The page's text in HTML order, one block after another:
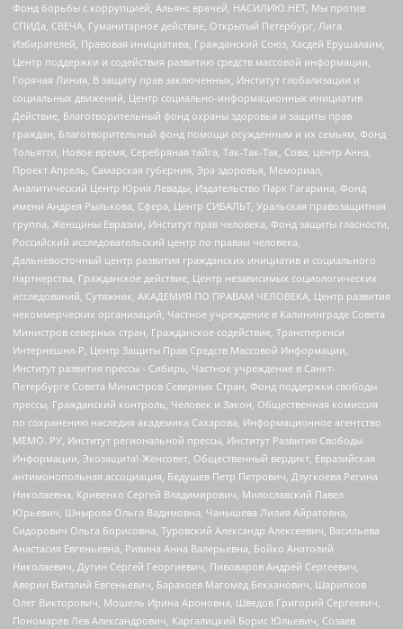
Фонд борьбы с коррупцией, Альянс врачей, НАСИЛИЮ.НЕТ, Мы против
СПИДа, СВЕЧА, Гуманитарное действие, Открытый Петербург, Лига
Избирателей, Правовая инициатива, Гражданский Союз, Хасдей Ерушалаим,
Центр поддержки и содействия развитию средств массовой информации,
Горячая Линия, В защиту прав заключенных, Институт глобализации и
социальных движений, Центр социально-информационных инициатив
Действие, Благотворительный фонд охраны здоровья и защиты прав
граждан, Благотворительный фонд помощи осужденным и их семьям, Фонд
Тольятти, Новое время, Серебряная тайга, Так-Так-Так, Сова, центр Анна,
Проект Апрель, Самарская губерния, Эра здоровья, Мемориал,
Аналитический Центр Юрия Левады, Издательство Парк Гагарина, Фонд
имени Андрея Рылькова, Сфера, Центр СИБАЛЬТ, Уральская правозащитная
группа, Женщины Евразии, Институт прав человека, Фонд защиты гласности,
Российский исследовательский центр по правам человека,
Дальневосточный центр развития гражданских инициатив и социального
партнерства, Гражданское действие, Центр независимых социологических
исследований, Сутяжник, АКАДЕМИЯ ПО ПРАВАМ ЧЕЛОВЕКА, Центр развития
некоммерческих организаций, Частное учреждение в Калининграде Совета
Министров северных стран, Гражданское содействие, Трансперенси
Интернешнл-Р, Центр Защиты Прав Средств Массовой Информации,
Институт развития прессы - Сибирь, Частное учреждение в Санкт-
Петербурге Совета Министров Северных Стран, Фонд поддержки свободы
прессы, Гражданский контроль, Человек и Закон, Общественная комиссия
по сохранению наследия академика Сахарова, Информационное агентство
МЕМО. РУ, Институт региональной прессы, Институт Развития Свободы
Информации, Экозащита!-Женсовет, Общественный вердикт, Евразийская
антимонопольная ассоциация, Бедушев Петр Петрович, Дзугкоева Регина
Николаевна, Кривенко Сергей Владимирович, Милославский Павел
Юрьевич, Шнырова Ольга Вадимовна, Чанышева Лилия Айратовна,
Сидорович Ольга Борисовна, Туровский Александр Алексеевич, Васильева
Анастасия Евгеньевна, Ривина Анна Валерьевна, Бойко Анатолий
Николаевич, Дугин Сергей Георгиевич, Пивоваров Андрей Сергеевич,
Аверин Виталий Евгеньевич, Барахоев Магомед Бекханович, Шарипков
Олег Викторович, Мошель Ирина Ароновна, Шведов Григорий Сергеевич,
Пономарев Лев Александрович, Каргалицкий Борис Юльевич, Созаев